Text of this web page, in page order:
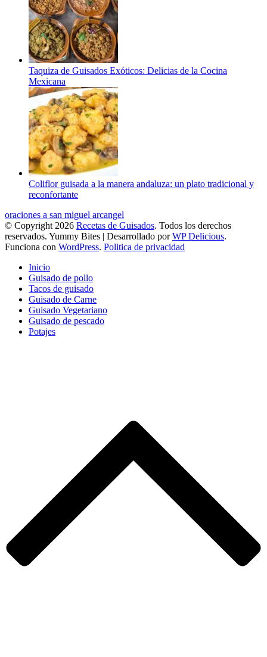
Taquiza de Guisados Exóticos: Delicias de la Cocina
Mexicana
Coliflor guisada a la manera andaluza: un plato tradicional y
reconfortante
oraciones a san miguel arcangel
© Copyright 2026 Recetas de Guisados. Todos los derechos
reservados. Yummy Bites | Desarrollado porWP Delicious.
Funciona con WordPress. Politica de privacidad
Inicio
Guisado de pollo
Tacos de guisado
Guisado de Carne
Guisado Vegetariano
Guisado de pescado
Potajes